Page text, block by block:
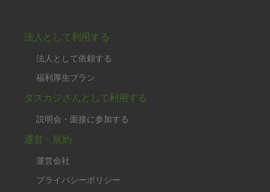
法人として利用する
法人として依頼する
福利厚生プラン
タスカジさんとして利用する
説明会・面接に参加する
運営・規約
運営会社
プライバシーポリシー